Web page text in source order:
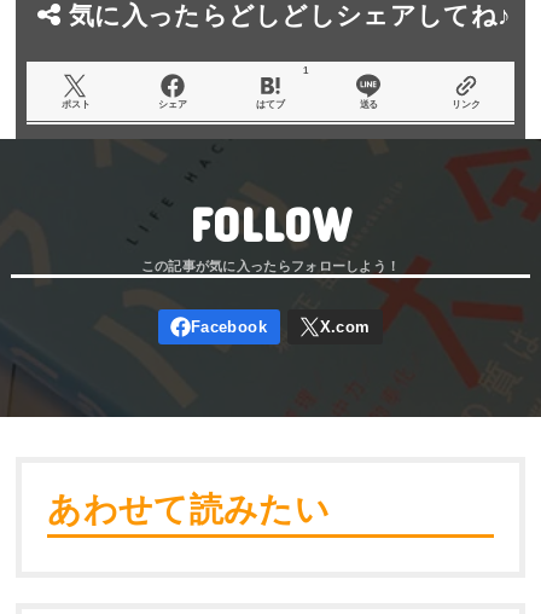
気に入ったらどしどしシェアしてね♪
ポスト シェア はてブ
1
送る リンク
FOLLOW
あわせて読みたい